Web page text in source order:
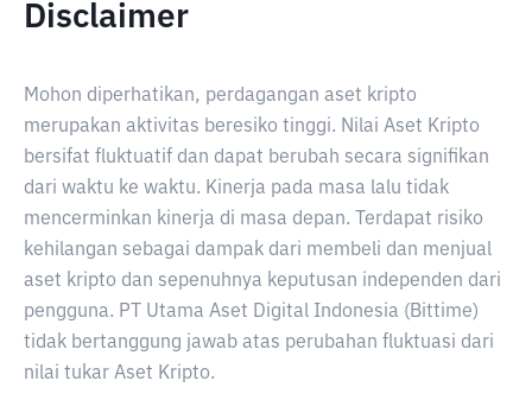
Disclaimer
Mohon diperhatikan, perdagangan aset kripto
merupakan aktivitas beresiko tinggi. Nilai Aset Kripto
bersifat fluktuatif dan dapat berubah secara signifikan
dari waktu ke waktu. Kinerja pada masa lalu tidak
mencerminkan kinerja di masa depan. Terdapat risiko
kehilangan sebagai dampak dari membeli dan menjual
aset kripto dan sepenuhnya keputusan independen dari
pengguna. PT Utama Aset Digital Indonesia (Bittime)
tidak bertanggung jawab atas perubahan fluktuasi dari
nilai tukar Aset Kripto.